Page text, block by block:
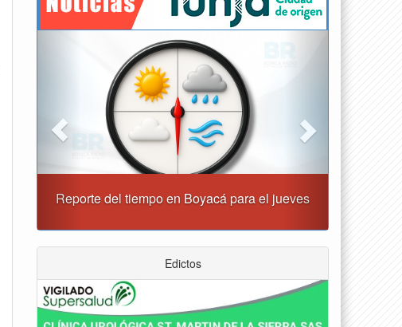
Tunja tendrá cierres viales durante la mañana de
Edictos